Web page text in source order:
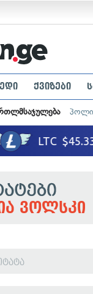
ქვიზები
ვოლსკი